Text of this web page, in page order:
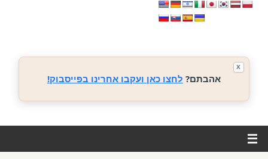
אהבתם? לחצו כאן ועקבו אחרינו בפייסבוק!
X